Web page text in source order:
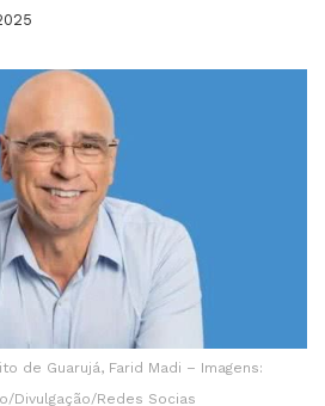
de Guarujá, Farid Madi – Imagens:
Divulgação/Redes Socias